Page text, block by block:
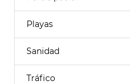
Playas
Sanidad
Tráfico